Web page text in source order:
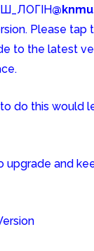
Please tap
to the latest
to do this would
upgrade and